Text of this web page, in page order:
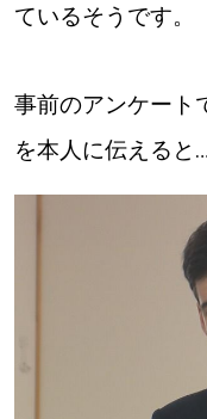
ているそうです。
事前のアンケート
を本人に伝えると…